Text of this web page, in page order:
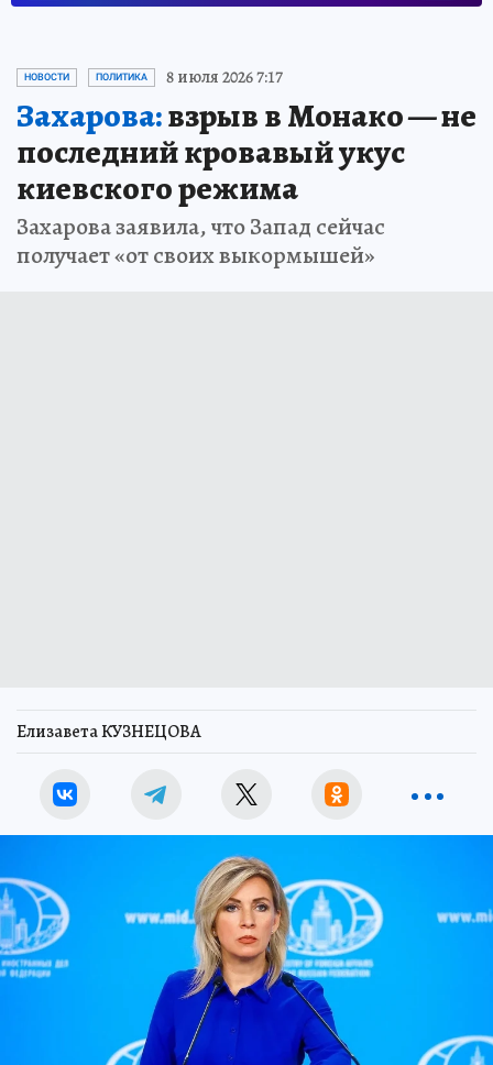
НОВОСТИ ПОЛИТИКА 8 июля 2026 7:17
Захарова:взрыв в Монако — не
последний кровавый укус
киевского режима
Захарова заявила, что Запад сейчас
получает «от своих выкормышей»
Елизавета КУЗНЕЦОВА